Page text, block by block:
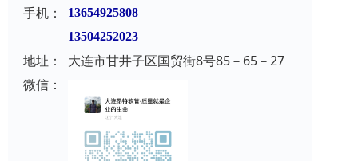
手机：
13654925808
13504252023
地址：
大连市甘井子区国贸街8号85－65－27
微信：